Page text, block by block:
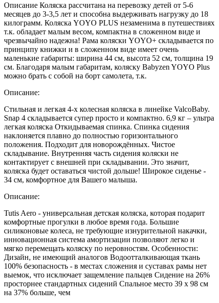
Описание Коляска рассчитана на перевозку детей от 5-6
месяцев до 3-3,5 лет и способна выдерживать нагрузку до 18
килограмм. Коляска YOYO PLUS незаменима в путешествиях
т.к. обладает малым весом, компактна в сложенном виде и
чрезвычайно надежна! Рама коляски YOYO+ складывается по
принципу книжки и в сложенном виде имеет очень
маленькие габариты: ширина 44 см, высота 52 см, толщина 19
см. Благодаря малым габаритам, коляску Babyzen YOYO Plus
можно брать с собой на борт самолета, т.к.
Описание:
Стильная и легкая 4-х колесная коляска в линейке ValcoBaby.
Snap 4 складывается супер просто и компактно. 6,9 кг – ультра
легкая коляска Откидываемая спинка. Спинка сидения
наклоняется плавно до полностью горизонтального
положения. Подходит для новорождённых. Чистое
складывание. Внутренняя часть сидения коляски не
контактирует с внешней при складывании. Это значит,
коляска будет оставаться чистой дольше! Широкое сиденье -
34 см, комфортное для Вашего малыша.
Описание:
Tutis Aero - универсальная детская коляска, которая подарит
комфортные прогулки в любое время года. Большие
силиконовые колеса, не требующие изнурительной накачки,
инновационная система амортизации позволяют легко и
мягко перемещать коляску по неровностям. Особенности:
Дизайн, не имеющий аналогов Водоотталкивающая ткань
100% безопасность - в местах сложения и суставах рамы нет
выемок, что исключает защемление пальцев Сидение на 26%
просторнее стандартных сидений Спальное место 39 х 98 см
на 37% больше, чем